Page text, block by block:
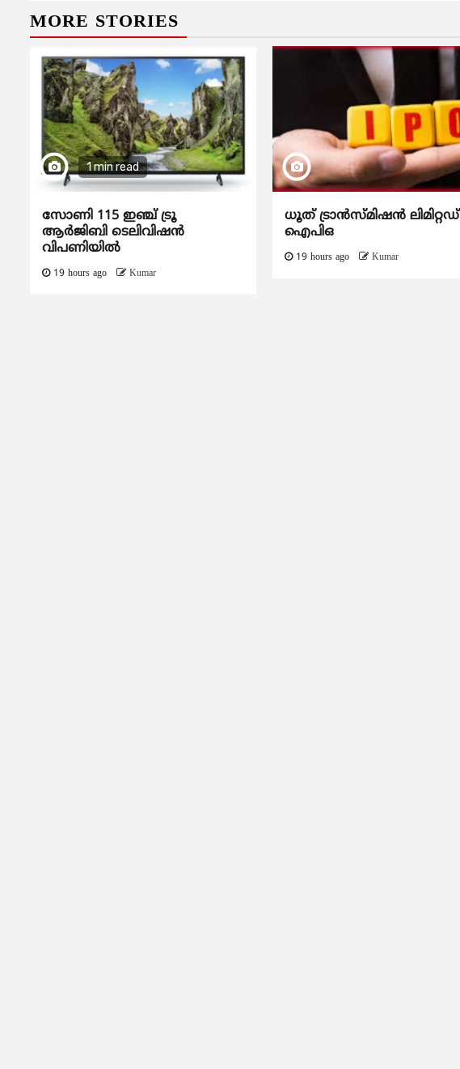
MORE STORIES
1 min read
സോണി 115 ഇഞ്ച് ട്രൂ
ആർജിബി ടെലിവിഷൻ
വിപണിയിൽ
19 hours ago Kumar
ധൂത് ട്രാൻസ്മിഷൻ ലിമിറ്റഡ്
ഐപിഒ
19 hours ago Kumar